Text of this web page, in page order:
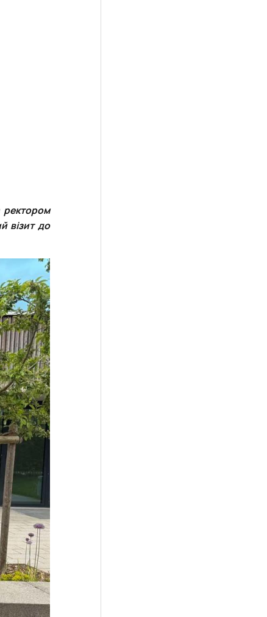
ректором
візит до